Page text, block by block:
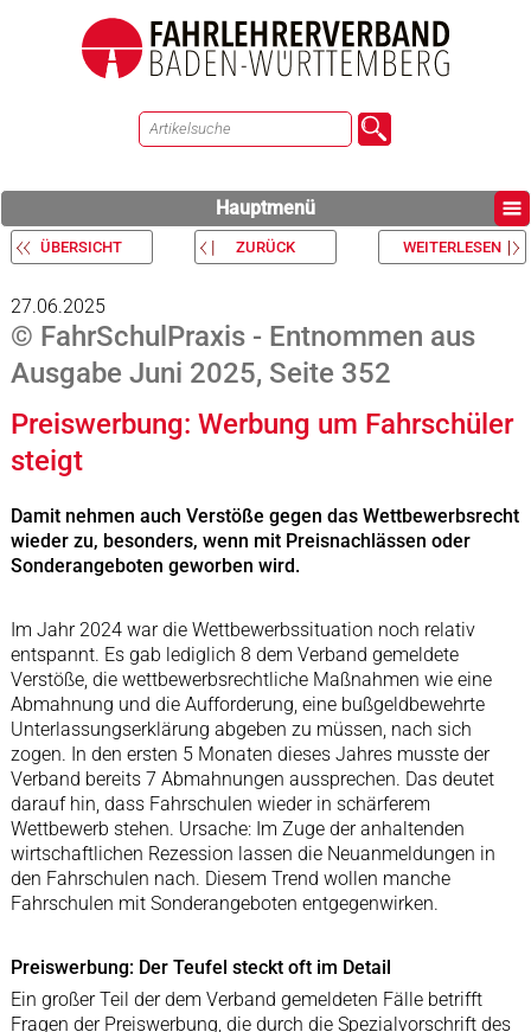
Hauptmenü
ÜBERSICHT ZURÜCK WEITERLESEN
27.06.2025
© FahrSchulPraxis - Entnommen aus
Ausgabe Juni 2025, Seite 352
Preiswerbung: Werbung um Fahrschüler
steigt
Damit nehmen auch Verstöße gegen das Wettbewerbsrecht
wieder zu, besonders, wenn mit Preisnachlässen oder
Sonderangeboten geworben wird.
Im Jahr 2024 war die Wettbewerbssituation noch relativ
entspannt. Es gab lediglich 8 dem Verband gemeldete
Verstöße, die wettbewerbsrechtliche Maßnahmen wie eine
Abmahnung und die Aufforderung, eine bußgeldbewehrte
Unterlassungserklärung abgeben zu müssen, nach sich
zogen. In den ersten 5 Monaten dieses Jahres musste der
Verband bereits 7 Abmahnungen aussprechen. Das deutet
darauf hin, dass Fahrschulen wieder in schärferem
Wettbewerb stehen. Ursache: Im Zuge der anhaltenden
wirtschaftlichen Rezession lassen die Neuanmeldungen in
den Fahrschulen nach. Diesem Trend wollen manche
Fahrschulen mit Sonderangeboten entgegenwirken.
Preiswerbung: Der Teufel steckt oft im Detail
Ein großer Teil der dem Verband gemeldeten Fälle betrifft
Fragen der Preiswerbung, die durch die Spezialvorschrift des